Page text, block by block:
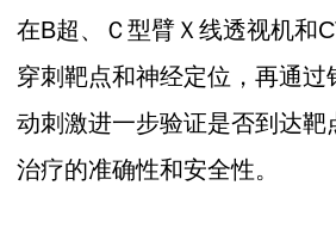
在B超、Ｃ型臂Ｘ线透视机和
穿刺靶点和神经定位，再通过
动刺激进一步验证是否到达靶
治疗的准确性和安全性。